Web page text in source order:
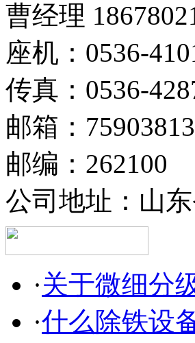
曹经理
座机：0536-
传真：0536-
邮箱：
邮编：262100
公司地址：山
·关于微细分
·什么除铁设